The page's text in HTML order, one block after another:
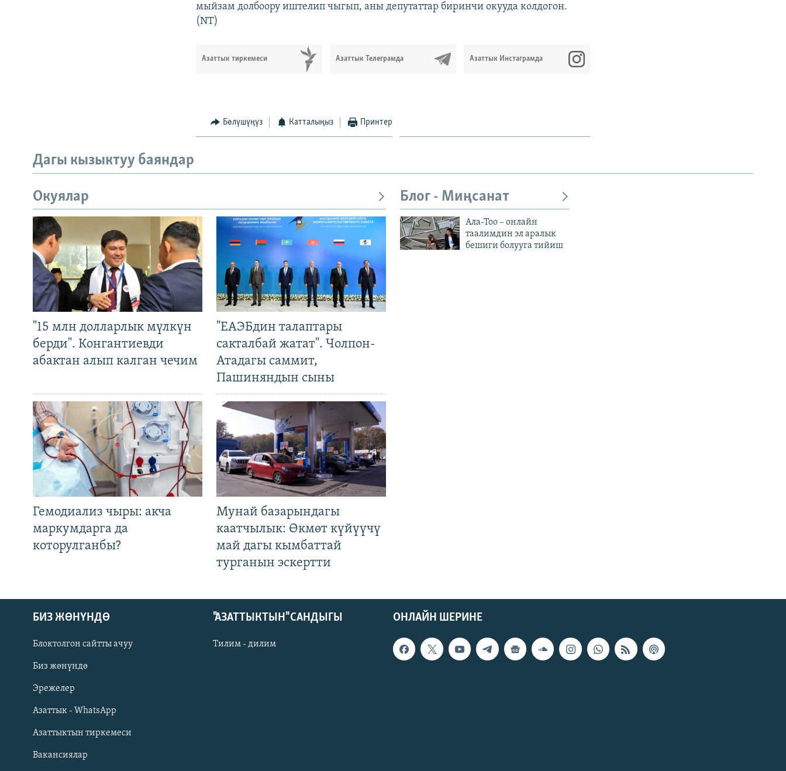
Русский
ОНЛАЙН ШЕРИНЕ
мыйзам долбоору иштелип чыгып, аны депутаттар биринчи окууда колдогон.
(NT)
Азаттык тиркемеси Азаттык Телеграмда Азаттык Инстаграмда
Бөлүшүңүз Катталыңыз Принтер
Дагы кызыктуу баяндар
Окуялар
"15 млн долларлык мүлкүн
берди". Конгантиевди
абактан алып калган чечим
"ЕАЭБдин талаптары
сакталбай жатат". Чолпон-
Атадагы саммит,
Пашиняндын сыны
Гемодиализ чыры: акча
маркумдарга да
которулганбы?
Мунай базарындагы
каатчылык: Өкмөт күйүүчү
май дагы кымбаттай
турганын эскертти
Блог - Миңсанат
Ала-Тоо – онлайн
таалимдин эл аралык
бешиги болууга тийиш
ОНЛАЙН ШЕРИНЕ
БИЗ ЖӨНҮНДӨ
Блоктолгон сайтты ачуу
Биз жөнүндө
Эрежелер
Азаттык - WhatsApp
Азаттыктын тиркемеси
Вакансиялар
"АЗАТТЫКТЫН" САНДЫГЫ
Тилим - дилим